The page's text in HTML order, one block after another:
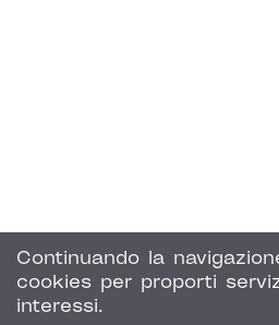
Continuando la
cookies per proporti
interessi.